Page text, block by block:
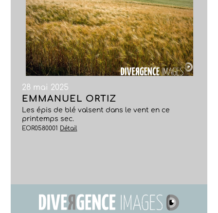
28 mai 2025
EMMANUEL ORTIZ
Les épis de blé valsent dans le vent en ce
printemps sec.
EOR0580001 Détail